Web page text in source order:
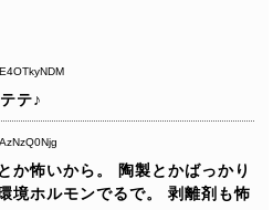
テ♪
か怖いから。
陶製とかばっかり
境ホルモンでるで。
剥離剤も怖